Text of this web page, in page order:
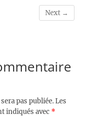
Next →
pas publiée.Les
indiqués avec *